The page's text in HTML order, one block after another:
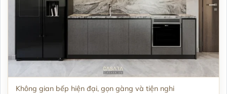
Không gian bếp hiện đại, gọn gàng và tiện nghi